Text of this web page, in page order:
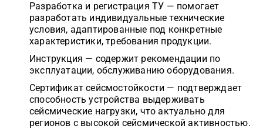
Разработка и регистрация ТУ — помогает
разработать индивидуальные технические
условия, адаптированные под конкретные
характеристики, требования продукции.
Инструкция — содержит рекомендации по
эксплуатации, обслуживанию оборудования.
Сертификат сейсмостойкости — подтверждает
способность устройства выдерживать
сейсмические нагрузки, что актуально для
регионов с высокой сейсмической активностью.